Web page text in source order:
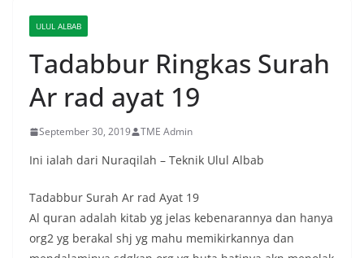
ULUL ALBAB
Tadabbur Ringkas Surah
Ar rad ayat 19
September 30, 2019 TME Admin
Ini ialah dari Nuraqilah – Teknik Ulul Albab
Tadabbur Surah Ar rad Ayat 19
Al quran adalah kitab yg jelas kebenarannya dan hanya
org2 yg berakal shj yg mahu memikirkannya dan